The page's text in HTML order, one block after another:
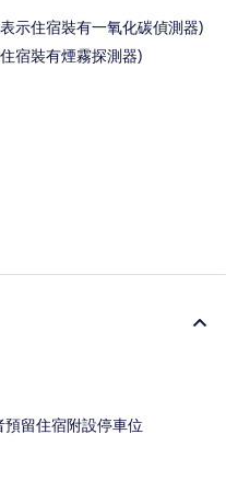
示住宿裝有一氧化碳偵測器)
宿裝有煙霧探測器)
留住宿附設停車位